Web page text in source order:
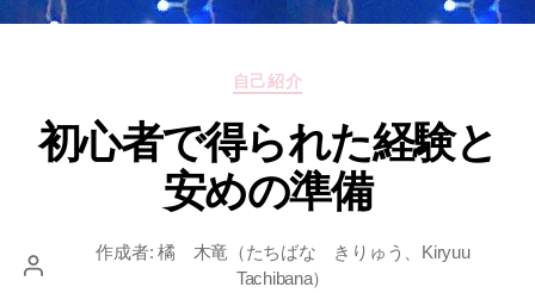
カ
ゴ
リ
ー
自己紹介
初心者で得られた経験と
安めの準備
投
作成者:橘 木竜（たちばな きりゅう、Kiryuu
Tachibana）